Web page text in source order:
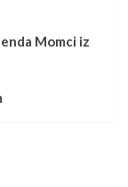
Momci iz